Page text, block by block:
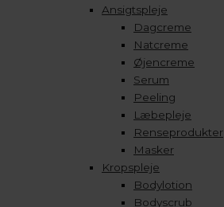
Ansigtspleje
Dagcreme
Natcreme
Øjencreme
Serum
Peeling
Læbepleje
Renseprodukter
Masker
Kropspleje
Bodylotion
Bodyscrub